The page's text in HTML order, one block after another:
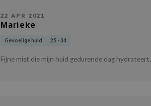
22 APR 2021
Marieke
Gevoelige huid 25 - 34
Fijne mist die mijn huid gedurende dag